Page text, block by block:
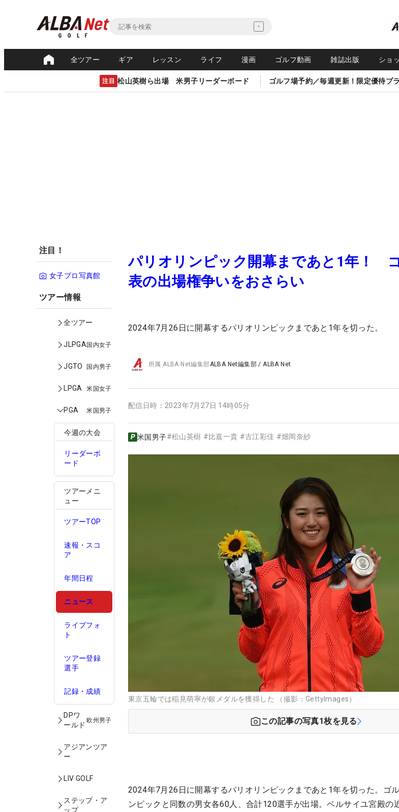
全ツアー ギア レッスン ライフ 漫画 ゴルフ動画 雑誌出版 ショ
注目 松山英樹ら出場 米男子リーダーボード ゴルフ場予約／毎週更新！限定優待プ
注目！
女子プロ写真館
ツアー情報
全ツアー
JLPGA国内女子
JGTO 国内男子
LPGA 米国女子
PGA 米国男子
今週の大会
リーダーボ
ード
ツアーメニ
ュー
ツアーTOP
速報・スコ
ア
年間日程
ニュース
ライブフォ
ト
ツアー登録
選手
記録・成績
DPワ
ールド
欧州男子
アジアンツア
ー
LIV GOLF
ステップ・ア
ップ
パリオリンピック開幕まであと1年！
表の出場権争いをおさらい
2024年7月26日に開幕するパリオリンピックまであと1年を切った。
所属ALBA Net編集部ALBA Net編集部 /ALBA Net
配信日時： 2023年7月27日 14時05分
米国男子#松山英樹 #比嘉一貴 #古江彩佳 #畑岡奈紗
東京五輪では稲見萌寧が銀メダルを獲得した （撮影：GettyImages）
この記事の写真1枚を見る
2024年7月26日に開幕するパリオリンピックまであと1年を切った。ゴ
ンピックと同数の男女各60人、合計120選手が出場。ベルサイユ宮殿の